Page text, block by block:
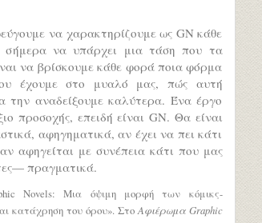
να χαρακτηρίζουμε ως GN κάθε
σήμερα να υπάρχει μια τάση που τα
να βρίσκουμε κάθε φορά ποια φόρμα
έχουμε στο μυαλό μας, πώς αυτή
την αναδείξουμε καλύτερα. Ένα έργο
προσοχής, επειδή είναι GN. Θα είναι
αφηγηματικά, αν έχει να πει κάτι
αφηγείται με συνέπεια κάτι που μας
πραγματικά.
Novels: Μια όψιμη μορφή των κόμικς-
κατάχρηση του όρου». Στο Αφιέρωμα Graphic